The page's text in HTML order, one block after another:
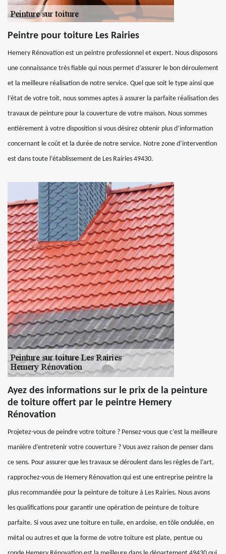
Peintre pour toiture Les Rairies
Hemery Rénovation est un peintre professionnel et expert. Nous disposons
une connaissance très fiable qui nous permet d’assurer le bon déroulement
et la meilleure réalisation de notre service. Quel que soit le type ainsi que
l’état de votre toit, nous sommes aptes à assurer la parfaite réalisation des
travaux de peinture pour la couverture de votre maison. Nous sommes
entièrement à votre disposition si vous désirez obtenir plus d’information
concernant le coût et la durée de notre service. Notre zone d’intervention
est dans toute l’établissement de Les Rairies 49430.
Ayez des informations sur le prix de la peinture
de toiture offert par le peintre Hemery
Rénovation
Projetez-vous de peindre votre toiture ? Pensez-vous que c’est la meilleure
manière d’entretenir votre couverture ? Vous avez raison de penser dans
ce sens. Pour assurer que les travaux se déroulent dans les règles de l’art,
rapprochez-vous de Hemery Rénovation qui est une entreprise peintre la
plus recommandée pour la peinture de toiture à Les Rairies. Nous avons
les qualifications pour garantir une opération de peinture de toiture
parfaite. Si vous avez une toiture en tuile, en ardoise, en tôle ondulée, en
métal ou autres et que la forme de votre toiture est plate, pentue ou